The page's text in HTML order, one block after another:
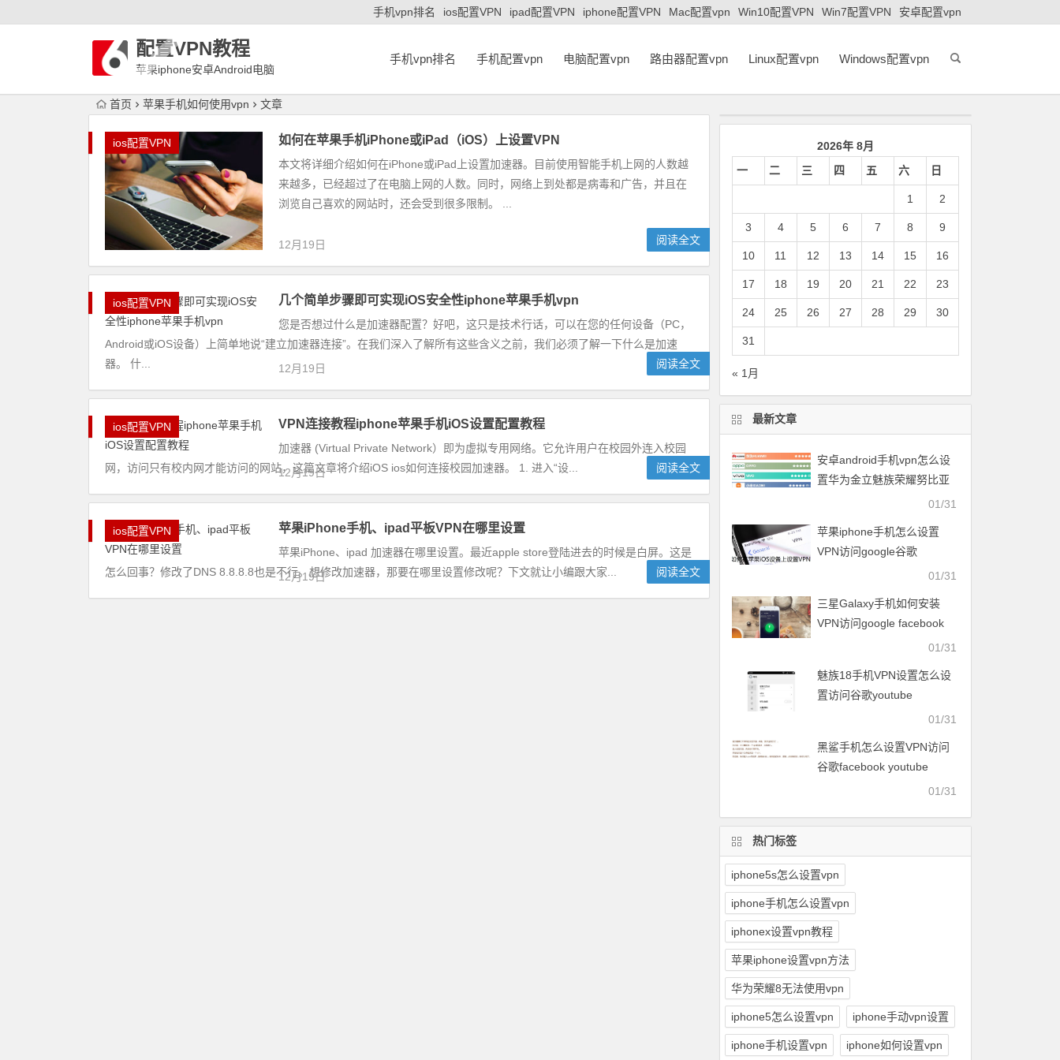
手机vpn排名 ios配置VPN ipad配置VPN iphone配置VPN Mac配置vpn Win10配置VPN Win7配置VPN 安卓配置vpn
配置VPN教程
苹果iphone安卓Android电脑
手机vpn排名 手机配置vpn 电脑配置vpn 路由器配置vpn Linux配置vpn Windows配置vpn
首页 苹果手机如何使用vpn 文章
ios配置VPN 如何在苹果手机iPhone或iPad（iOS）上设置VPN
本文将详细介绍如何在iPhone或iPad上设置加速器。目前使用智能手机上网的人数越
来越多，已经超过了在电脑上网的人数。同时，网络上到处都是病毒和广告，并且在
浏览自己喜欢的网站时，还会受到很多限制。 ...
12月19日 阅读全文
ios配置VPN 几个简单步骤即可实现iOS安全性iphone苹果手机vpn
您是否想过什么是加速器配置？好吧，这只是技术行话，可以在您的任何设备（PC，
Android或iOS设备）上简单地说“建立加速器连接”。在我们深入了解所有这些含义之前，我们必须了解一下什么是加速
器。 什...
12月19日 阅读全文
ios配置VPN VPN连接教程iphone苹果手机iOS设置配置教程
加速器 (Virtual Private Network）即为虚拟专用网络。它允许用户在校园外连入校园
网，访问只有校内网才能访问的网站，这篇文章将介绍iOS ios如何连接校园加速器。 1. 进入“设...
12月19日 阅读全文
ios配置VPN 苹果iPhone手机、ipad平板VPN在哪里设置
苹果iPhone、ipad 加速器在哪里设置。最近apple store登陆进去的时候是白屏。这是
怎么回事？修改了DNS 8.8.8.8也是不行。想修改加速器，那要在哪里设置修改呢？下文就让小编跟大家...
12月19日 阅读全文
2026年 8月
一
二 三 四 五 六 日
1 2
3 4 5 6 7 8 9
10 11 12 13 14 15 16
17 18 19 20 21 22 23
24 25 26 27 28 29 30
31
« 1月
最新文章
安卓android手机vpn怎么设
置华为金立魅族荣耀努比亚
一加vivo小米OPPO中兴联想
01/31
苹果iphone手机怎么设置
VPN访问google谷歌
01/31
三星Galaxy手机如何安装
VPN访问google facebook
01/31
魅族18手机VPN设置怎么设
置访问谷歌youtube
01/31
黑鲨手机怎么设置VPN访问
谷歌facebook youtube
01/31
热门标签
iphone5s怎么设置vpn
iphone手机怎么设置vpn
iphonex设置vpn教程
苹果iphone设置vpn方法
华为荣耀8无法使用vpn
iphone5怎么设置vpn iphone手动vpn设置
iphone手机设置vpn iphone如何设置vpn